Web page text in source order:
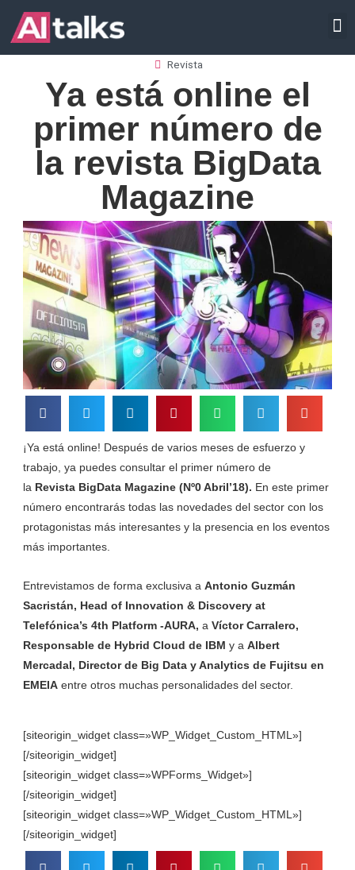
Revista
Ya está online el
primer número de
la revista BigData
Magazine
¡Ya está online! Después de varios meses de esfuerzo y
trabajo, ya puedes consultar el primer número de
la Revista BigData Magazine (Nº0 Abril’18). En este primer
número encontrarás todas las novedades del sector con los
protagonistas más interesantes y la presencia en los eventos
más importantes.
Entrevistamos de forma exclusiva a Antonio Guzmán
Sacristán, Head of Innovation & Discovery at
Telefónica’s 4th Platform -AURA, a Víctor Carralero,
Responsable de Hybrid Cloud de IBMy aAlbert
Mercadal, Director de Big Data y Analytics de Fujitsu en
EMEIA entre otros muchas personalidades del sector.
[siteorigin_widget class=»WP_Widget_Custom_HTML»]
[/siteorigin_widget]
[siteorigin_widget class=»WPForms_Widget»]
[/siteorigin_widget]
[siteorigin_widget class=»WP_Widget_Custom_HTML»]
[/siteorigin_widget]